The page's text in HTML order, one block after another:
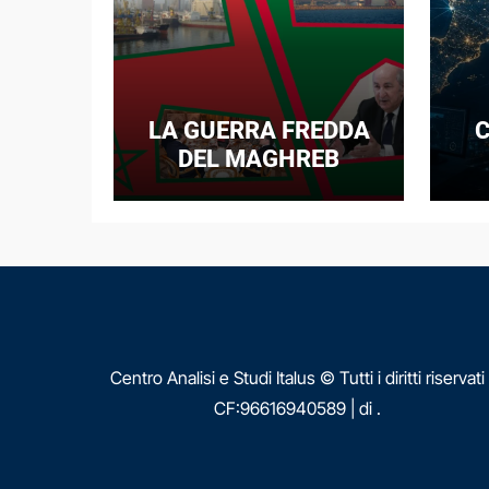
LA GUERRA FREDDA
DEL MAGHREB
Centro Analisi e Studi Italus © Tutti i diritti riservati
CF:96616940589 di .